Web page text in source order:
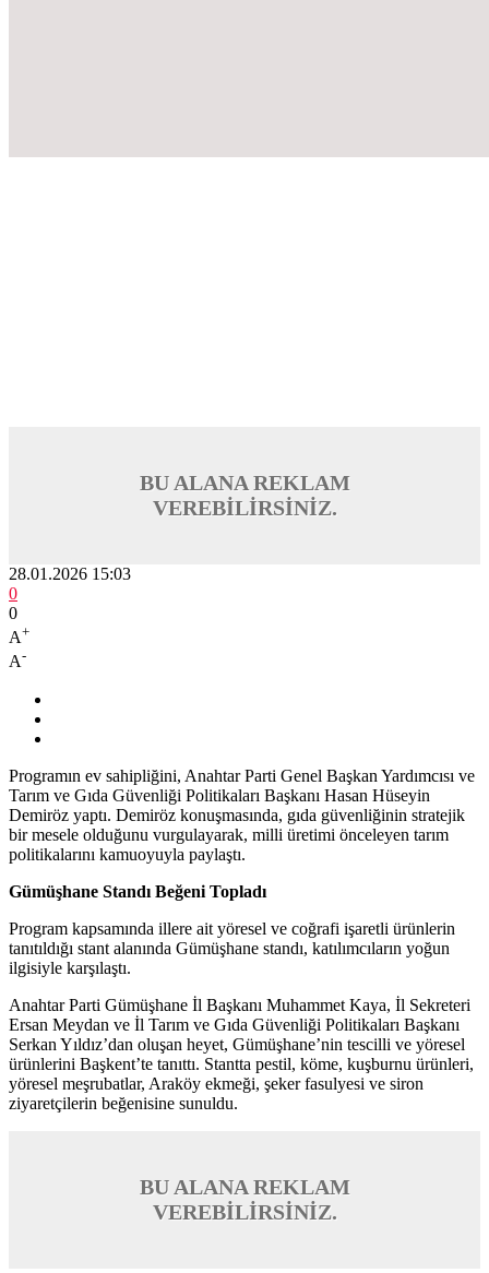
BU ALANA REKLAM
VEREBİLİRSİNİZ.
28.01.2026 15:03
0
0
A+
A-
Programın ev sahipliğini, Anahtar Parti Genel Başkan Yardımcısı ve
Tarım ve Gıda Güvenliği Politikaları Başkanı Hasan Hüseyin
Demiröz yaptı. Demiröz konuşmasında, gıda güvenliğinin stratejik
bir mesele olduğunu vurgulayarak, milli üretimi önceleyen tarım
politikalarını kamuoyuyla paylaştı.
Gümüşhane Standı Beğeni Topladı
Program kapsamında illere ait yöresel ve coğrafi işaretli ürünlerin
tanıtıldığı stant alanında Gümüşhane standı, katılımcıların yoğun
ilgisiyle karşılaştı.
Anahtar Parti Gümüşhane İl Başkanı Muhammet Kaya, İl Sekreteri
Ersan Meydan ve İl Tarım ve Gıda Güvenliği Politikaları Başkanı
Serkan Yıldız’dan oluşan heyet, Gümüşhane’nin tescilli ve yöresel
ürünlerini Başkent’te tanıttı. Stantta pestil, köme, kuşburnu ürünleri,
yöresel meşrubatlar, Araköy ekmeği, şeker fasulyesi ve siron
ziyaretçilerin beğenisine sunuldu.
BU ALANA REKLAM
VEREBİLİRSİNİZ.